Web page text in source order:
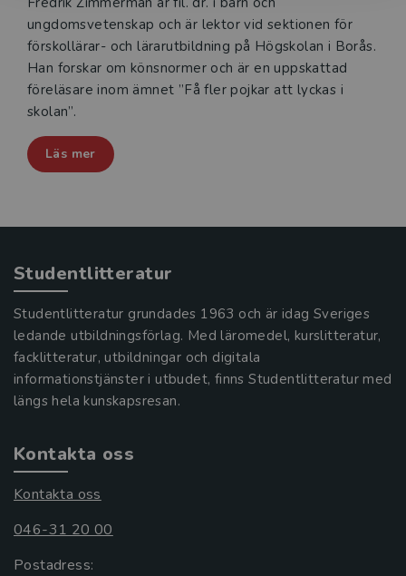
ungdomsvetenskap och är lektor vid sektionen för
förskollärar- och lärarutbildning på Högskolan i Borås.
Han forskar om könsnormer och är en uppskattad
föreläsare inom ämnet ”Få fler pojkar att lyckas i
skolan”.
Läs mer
Studentlitteratur
Studentlitteratur grundades 1963 och är idag Sveriges
ledande utbildningsförlag. Med läromedel, kurslitteratur,
facklitteratur, utbildningar och digitala
informationstjänster i utbudet, finns Studentlitteratur med
längs hela kunskapsresan.
Kontakta oss
Kontakta oss
046-31 20 00
Postadress: